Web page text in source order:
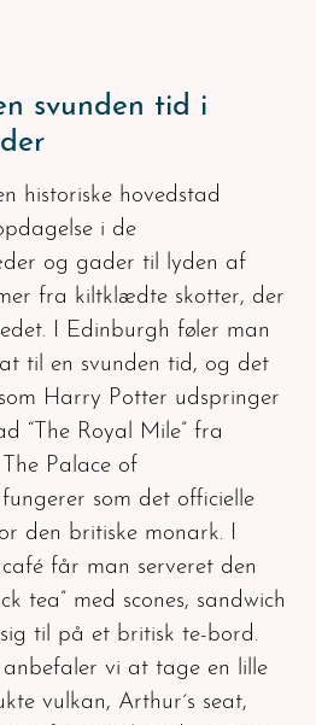
svunden tid i
historiske hovedstad
i de
og gader til lyden af
fra kiltklædte skotter, der
I Edinburgh føler man
til en svunden tid, og det
Harry Potter udspringer
“The Royal Mile” fra
Palace of
som det officielle
den britiske monark. I
får man serveret den
tea” med scones, sandwich
til på et britisk te-bord.
vi at tage en lille
vulkan, Arthur´s seat,